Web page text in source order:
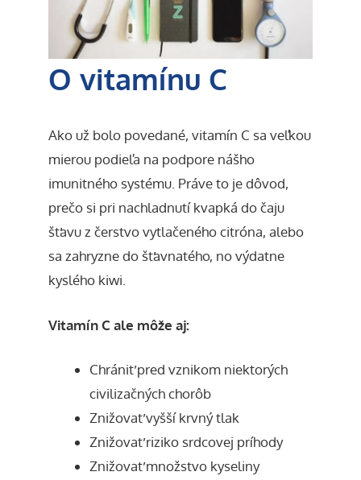
O vitamínu C
Ako už bolo povedané, vitamín C sa veľkou
mierou podieľa na podpore nášho
imunitného systému. Práve to je dôvod,
prečo si pri nachladnutí kvapká do čaju
šťavu z čerstvo vytlačeného citróna, alebo
sa zahryzne do šťavnatého, no výdatne
kyslého kiwi.
Vitamín C ale môže aj:
Chrániť pred vznikom niektorých
civilizačných chorôb
Znižovať vyšší krvný tlak
Znižovať riziko srdcovej príhody
Znižovať množstvo kyseliny